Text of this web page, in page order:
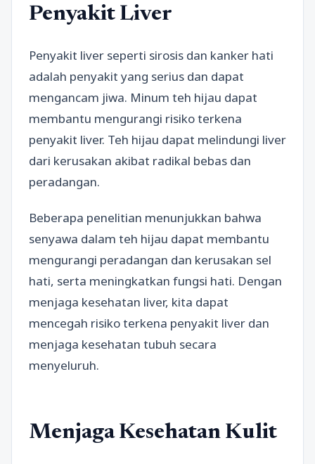
Penyakit Liver
Penyakit liver seperti sirosis dan kanker hati
adalah penyakit yang serius dan dapat
mengancam jiwa. Minum teh hijau dapat
membantu mengurangi risiko terkena
penyakit liver. Teh hijau dapat melindungi liver
dari kerusakan akibat radikal bebas dan
peradangan.
Beberapa penelitian menunjukkan bahwa
senyawa dalam teh hijau dapat membantu
mengurangi peradangan dan kerusakan sel
hati, serta meningkatkan fungsi hati. Dengan
menjaga kesehatan liver, kita dapat
mencegah risiko terkena penyakit liver dan
menjaga kesehatan tubuh secara
menyeluruh.
Menjaga Kesehatan Kulit